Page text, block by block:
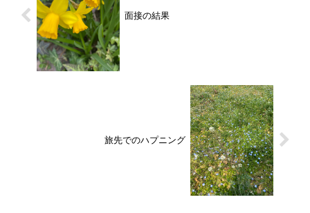
面接の結果
旅先でのハプニング